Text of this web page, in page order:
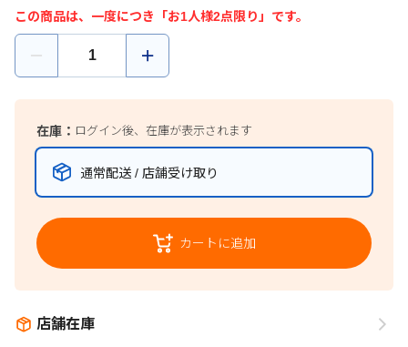
この商品は、一度につき「お1人様2点限り」です。
在庫： ログイン後、在庫が表示されます
通常配送 / 店舗受け取り
カートに追加
店舗在庫